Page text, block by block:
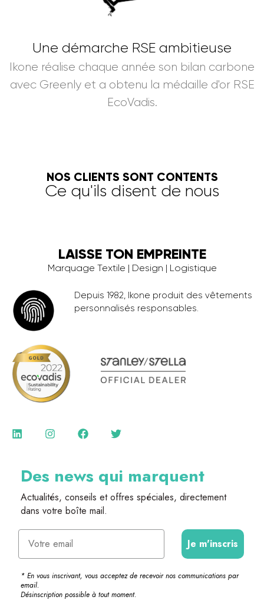
Une démarche RSE ambitieuse
Ikone réalise chaque année son bilan carbone
avec Greenly et a obtenu la médaille d'or RSE
EcoVadis.
NOS CLIENTS SONT CONTENTS
Ce qu'ils disent de nous
LAISSE TON EMPREINTE
Marquage Textile | Design | Logistique
Depuis 1982, Ikone produit des vêtements
personnalisés responsables.
Des news qui marquent
Actualités, conseils et offres spéciales, directement
dans votre boîte mail.
Email
Je m'inscris
* En vous inscrivant, vous acceptez de recevoir nos communications par
email.
Désinscription possible à tout moment.